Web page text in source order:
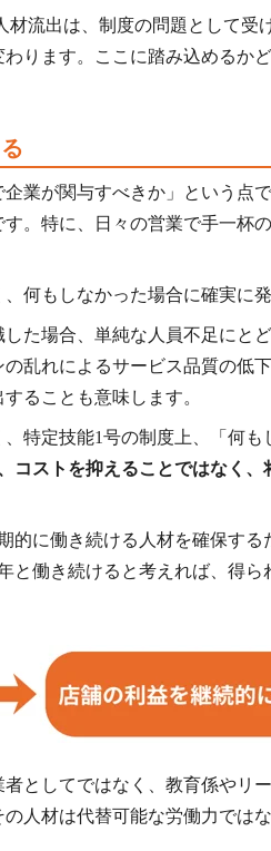
流出は、制度の問題として受
ります。ここに踏み込めるか
業が関与すべきか」という点
。特に、日々の営業で手一杯
何もしなかった場合に確実に
た場合、単純な人員不足にと
乱れによるサービス品質の低
ることも意味します。
特定技能1号の制度上、「何
コストを抑えることではなく
的に働き続ける人材を確保す
と働き続けると考えれば、得
としてではなく、教育係やリ
人材は代替可能な労働力では